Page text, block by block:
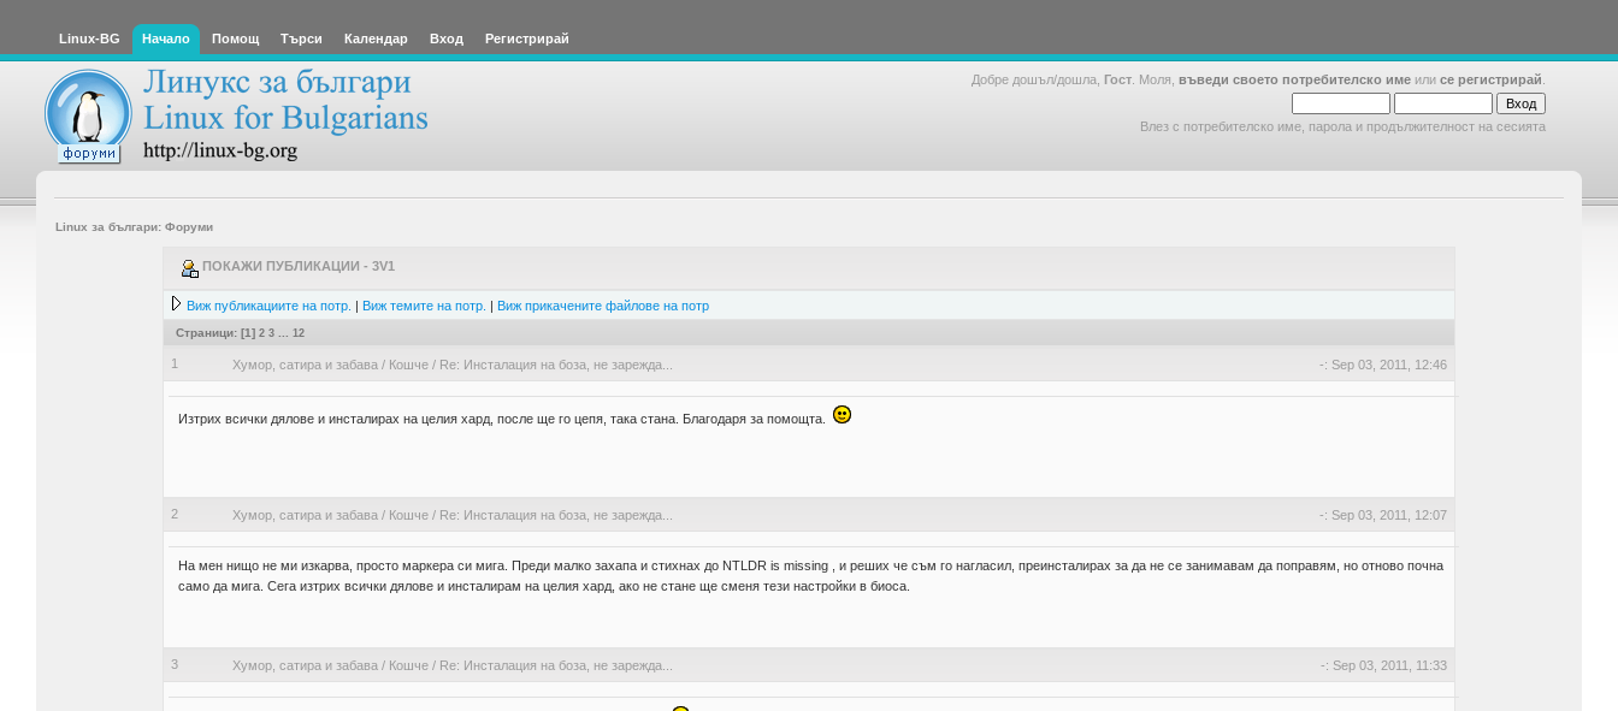
Linux-BG Начало Помощ Търси Календар Вход Регистрирай
Добре дошъл/дошла, Гост . Моля, въведи своето потребителско име или се регистрирай
Влез с потребителско име, парола и продължителност на сесията
Linux за българи: Форуми
ПОКАЖИ ПУБЛИКАЦИИ - 3V1
Виж публикациите на потр. | Виж темите на потр. | Виж прикачените файлове на потр
Страници: [1] 2 3 12
1 Хумор, сатира и забава / Кошче / Re: Инсталация на боза, не зарежда... -: Sep 03, 2011, 12:46
Изтрих всички дялове и инсталирах на целия хард, после ще го цепя, така стана. Благодаря за помощта.
2 Хумор, сатира и забава / Кошче / Re: Инсталация на боза, не зарежда... -: Sep 03, 2011, 12:07
На мен нищо не ми изкарва, просто маркера си мига. Преди малко захапа и стихнах до NTLDR is missing , и реших че съм го нагласил, преинсталирах за да не се занимавам да поправям, но отново почна
само да мига. Сега изтрих всички дялове и инсталирам на целия хард, ако не стане ще сменя тези настройки в биоса.
3 Хумор, сатира и забава / Кошче / Re: Инсталация на боза, не зарежда... -: Sep 03, 2011, 11:33